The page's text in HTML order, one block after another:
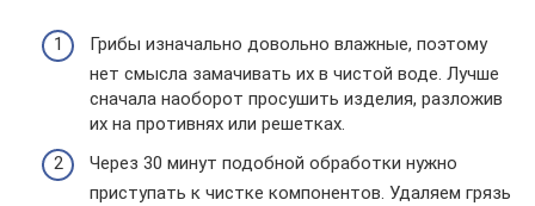
Грибы изначально довольно влажные, поэтому
нет смысла замачивать их в чистой воде. Лучше
сначала наоборот просушить изделия, разложив
их на противнях или решетках.
Через 30 минут подобной обработки нужно
приступать к чистке компонентов. Удаляем грязь